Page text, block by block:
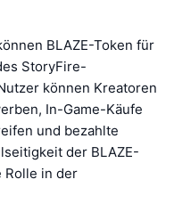
BLAZE-Token für
StoryFire-
können Kreatoren
In-Game-Käufe
und bezahlte
der BLAZE-
Rolle in der